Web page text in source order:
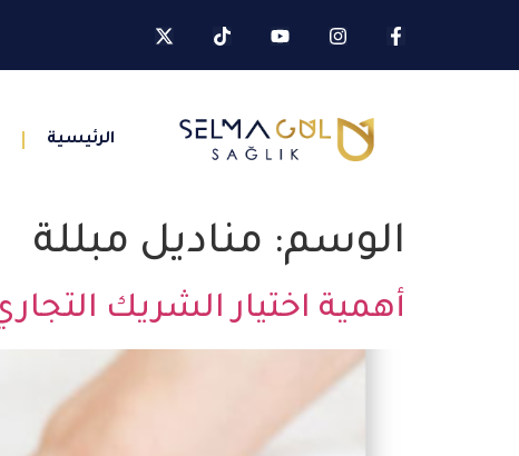
الرئيسية
الوسم: مناديل مبللة
أهمية اختيار الشريك